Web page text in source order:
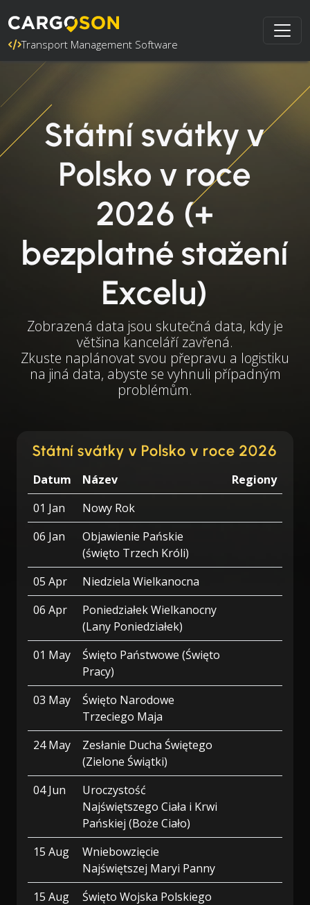
Transport Management Software
Státní svátky v
Polsko v roce
2026 (+
bezplatné stažení
Excelu)
Zobrazená data jsou skutečná data, kdy je
většina kanceláří zavřená.
Zkuste naplánovat svou přepravu a logistiku
na jiná data, abyste se vyhnuli případným
problémům.
Státní svátky v Polsko v roce 2026
Datum Název
Regiony
01 Jan
Nowy Rok
06 Jan
Objawienie Pańskie
(święto Trzech Króli)
05 Apr
Niedziela Wielkanocna
06 Apr
Poniedziałek Wielkanocny
(Lany Poniedziałek)
01 May
Święto Państwowe (Święto
Pracy)
03 May
Święto Narodowe
Trzeciego Maja
24 May
Zesłanie Ducha Świętego
(Zielone Świątki)
04 Jun
Uroczystość
Najświętszego Ciała i Krwi
Pańskiej (Boże Ciało)
15 Aug
Wniebowzięcie
Najświętszej Maryi Panny
15 Aug
Święto Wojska Polskiego